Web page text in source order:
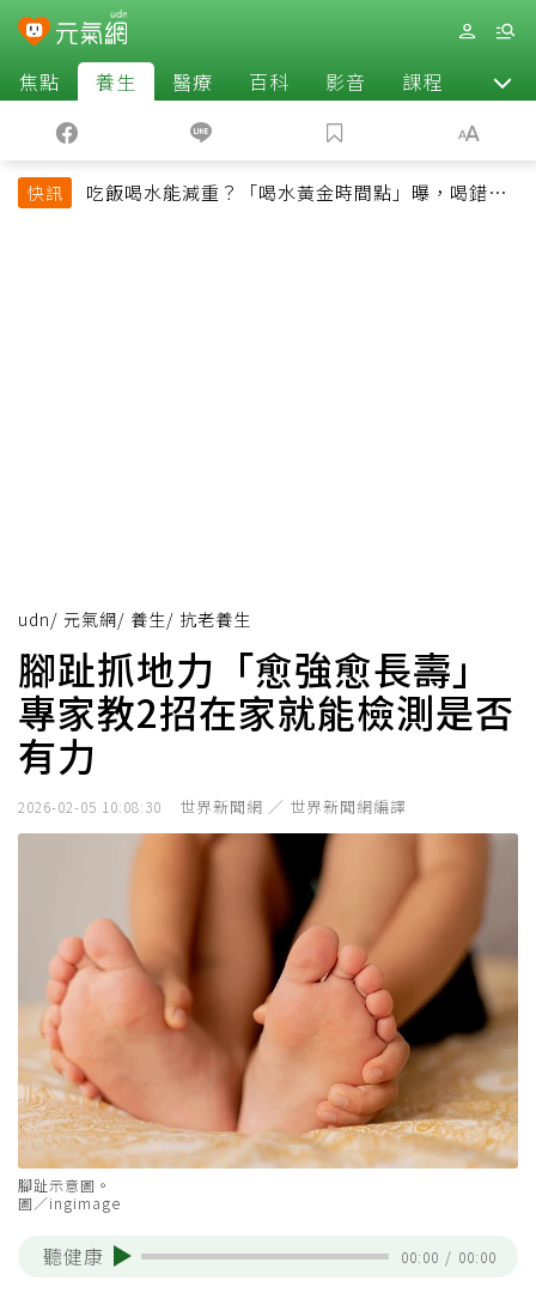
焦點 養生 醫療 百科 影音 課程 退休
快訊
吃飯喝水能減重？「喝水黃金時間點」曝，喝錯時
udn/ 元氣網/ 養生/ 抗老養生
腳趾抓地力「愈強愈長壽」
專家教2招在家就能檢測是否
有力
2026-02-05 10:08:30 世界新聞網 ／ 世界新聞網編譯
腳趾示意圖。
圖／ingimage
聽健康 00:00 / 00:00